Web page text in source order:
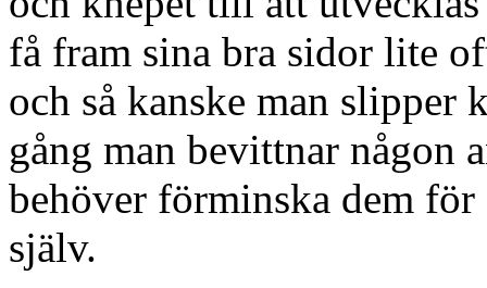
få fram sina bra sidor lite
och så kanske man slipper
gång man bevittnar någon
behöver förminska dem
själv.